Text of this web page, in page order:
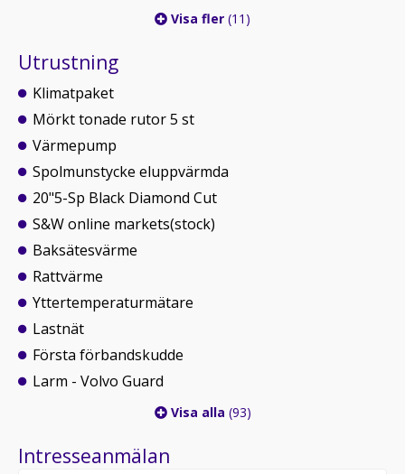
Visa fler (11)
Utrustning
Klimatpaket
Mörkt tonade rutor 5 st
Värmepump
Spolmunstycke eluppvärmda
20"5-Sp Black Diamond Cut
S&W online markets(stock)
Baksätesvärme
Rattvärme
Yttertemperaturmätare
Lastnät
Första förbandskudde
Larm - Volvo Guard
Visa alla (93)
Intresseanmälan